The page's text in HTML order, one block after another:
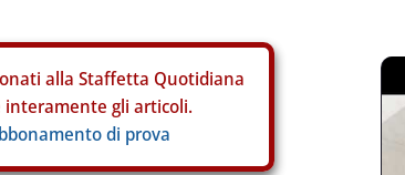
alla Staffetta Quotidiana
interamente gli articoli.
di prova